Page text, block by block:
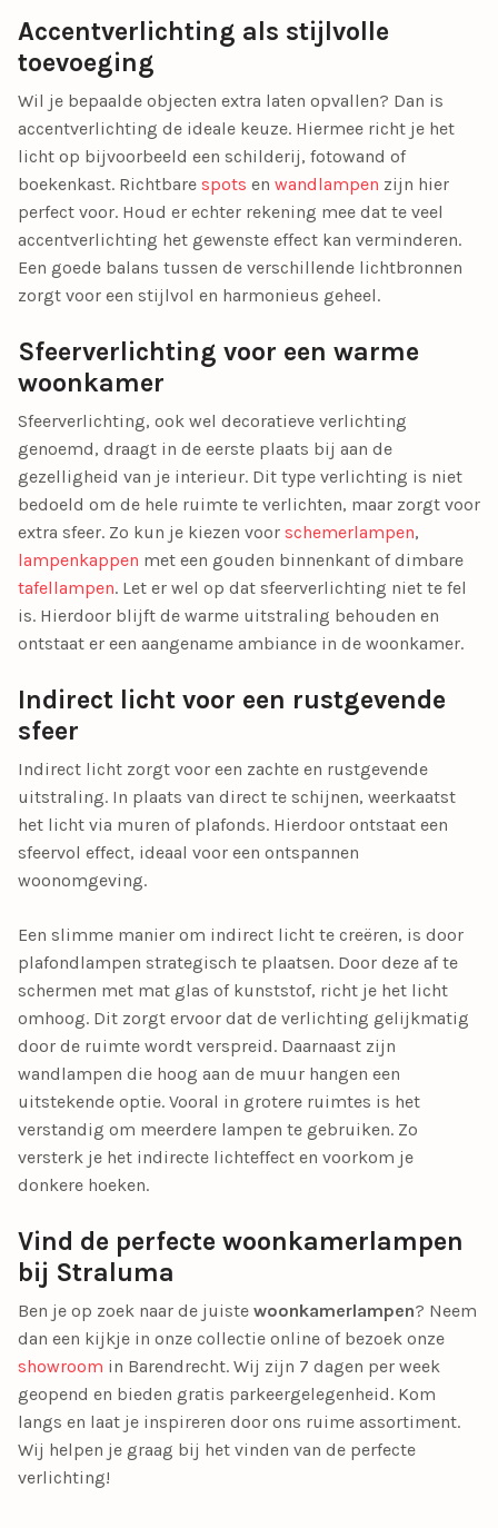
Accentverlichting als stijlvolle
toevoeging
Wil je bepaalde objecten extra laten opvallen? Dan is
accentverlichting de ideale keuze. Hiermee richt je het
licht op bijvoorbeeld een schilderij, fotowand of
boekenkast. Richtbare spots en wandlampen zijn hier
perfect voor. Houd er echter rekening mee dat te veel
accentverlichting het gewenste effect kan verminderen.
Een goede balans tussen de verschillende lichtbronnen
zorgt voor een stijlvol en harmonieus geheel.
Sfeerverlichting voor een warme
woonkamer
Sfeerverlichting, ook wel decoratieve verlichting
genoemd, draagt in de eerste plaats bij aan de
gezelligheid van je interieur. Dit type verlichting is niet
bedoeld om de hele ruimte te verlichten, maar zorgt voor
extra sfeer. Zo kun je kiezen voor schemerlampen,
lampenkappen met een gouden binnenkant of dimbare
tafellampen. Let er wel op dat sfeerverlichting niet te fel
is. Hierdoor blijft de warme uitstraling behouden en
ontstaat er een aangename ambiance in de woonkamer.
Indirect licht voor een rustgevende
sfeer
Indirect licht zorgt voor een zachte en rustgevende
uitstraling. In plaats van direct te schijnen, weerkaatst
het licht via muren of plafonds. Hierdoor ontstaat een
sfeervol effect, ideaal voor een ontspannen
woonomgeving.
Een slimme manier om indirect licht te creëren, is door
plafondlampen strategisch te plaatsen. Door deze af te
schermen met mat glas of kunststof, richt je het licht
omhoog. Dit zorgt ervoor dat de verlichting gelijkmatig
door de ruimte wordt verspreid. Daarnaast zijn
wandlampen die hoog aan de muur hangen een
uitstekende optie. Vooral in grotere ruimtes is het
verstandig om meerdere lampen te gebruiken. Zo
versterk je het indirecte lichteffect en voorkom je
donkere hoeken.
Vind de perfecte woonkamerlampen
bij Straluma
Ben je op zoek naar de juiste woonkamerlampen? Neem
dan een kijkje in onze collectie online of bezoek onze
showroom in Barendrecht. Wij zijn 7 dagen per week
geopend en bieden gratis parkeergelegenheid. Kom
langs en laat je inspireren door ons ruime assortiment.
Wij helpen je graag bij het vinden van de perfecte
verlichting!